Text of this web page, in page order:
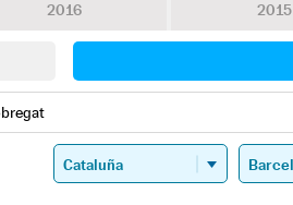
2016 2015